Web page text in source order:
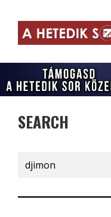
SEARCH
Search
for: